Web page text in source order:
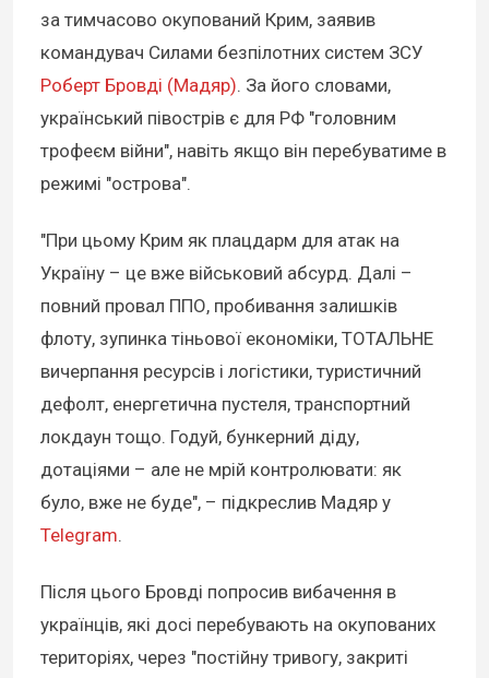
за тимчасово окупований Крим, заявив
командувач Силами безпілотних систем ЗСУ
Роберт Бровді (Мадяр). За його словами,
український півострів є для РФ "головним
трофеєм війни", навіть якщо він перебуватиме в
режимі "острова".
"При цьому Крим як плацдарм для атак на
Україну – це вже військовий абсурд. Далі –
повний провал ППО, пробивання залишків
флоту, зупинка тіньової економіки, ТОТАЛЬНЕ
вичерпання ресурсів і логістики, туристичний
дефолт, енергетична пустеля, транспортний
локдаун тощо. Годуй, бункерний діду,
дотаціями – але не мрій контролювати: як
було, вже не буде", – підкреслив Мадяр у
Telegram.
Після цього Бровді попросив вибачення в
українців, які досі перебувають на окупованих
територіях, через "постійну тривогу, закриті